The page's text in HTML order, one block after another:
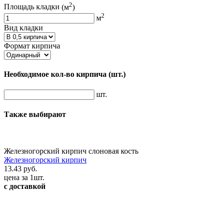
Площадь кладки (м2)
м2
Вид кладки
Формат кирпича
Необходимое кол-во кирпича (шт.)
шт.
Также выбирают
Железногорский кирпич слоновая кость
Железногорский кирпич
13.43 руб.
цена за 1шт.
с доставкой